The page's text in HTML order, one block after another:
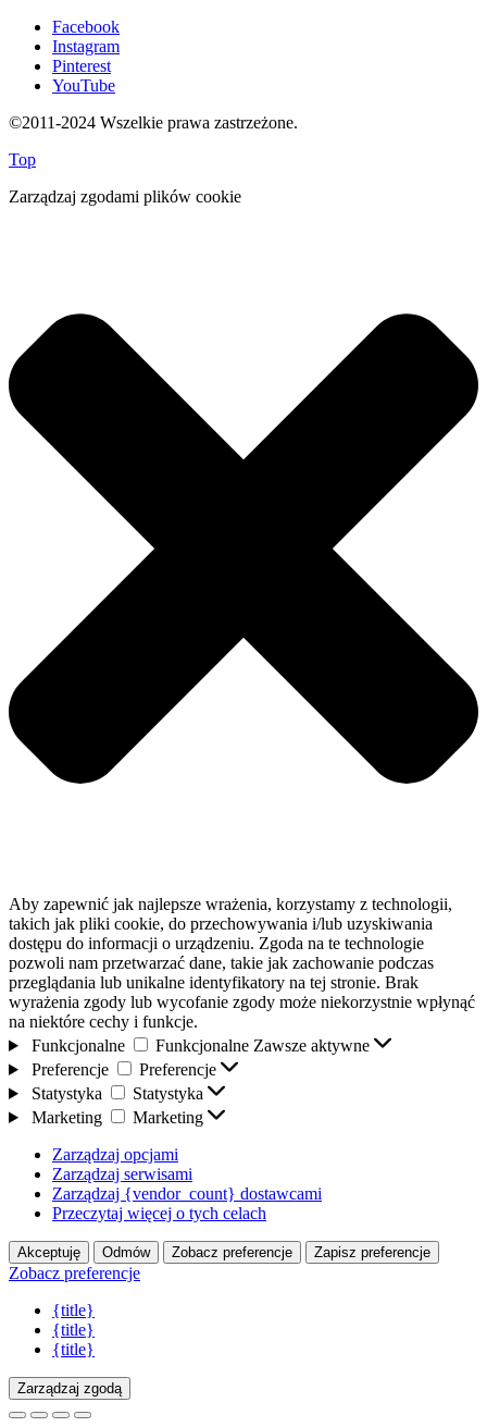
Facebook
Instagram
Pinterest
YouTube
©2011-2024 Wszelkie prawa zastrzeżone.
Top
Zarządzaj zgodami plików cookie
Aby zapewnić jak najlepsze wrażenia, korzystamy z technologii,
takich jak pliki cookie, do przechowywania i/lub uzyskiwania
dostępu do informacji o urządzeniu. Zgoda na te technologie
pozwoli nam przetwarzać dane, takie jak zachowanie podczas
przeglądania lub unikalne identyfikatory na tej stronie. Brak
wyrażenia zgody lub wycofanie zgody może niekorzystnie wpłynąć
na niektóre cechy i funkcje.
Funkcjonalne
Funkcjonalne Zawsze aktywne
Preferencje
Preferencje
Statystyka
Statystyka
Marketing
Marketing
Zarządzaj opcjami
Zarządzaj serwisami
Zarządzaj {vendor_count} dostawcami
Przeczytaj więcej o tych celach
Akceptuję Odmów Zobacz preferencje Zapisz preferencje
Zobacz preferencje
{title}
{title}
{title}
Zarządzaj zgodą